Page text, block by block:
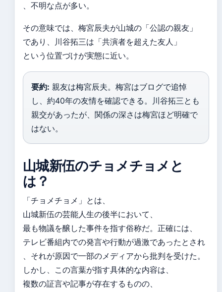
、不明な点が多い。
その意味では、梅宮辰夫が山城の「公認の親友」
であり、川谷拓三は「共演者を超えた友人」
という位置づけが実態に近い。
要約: 親友は梅宮辰夫。梅宮はブログで追悼
し、約40年の友情を確認できる。川谷拓三とも
親交があったが、関係の深さは梅宮ほど明確で
はない。
山城新伍のチョメチョメと
は？
「チョメチョメ」とは、
山城新伍の芸能人生の後半において、
最も物議を醸した事件を指す俗称だ。正確には、
テレビ番組内での発言や行動が過激であったとされ
、それが原因で一部のメディアから批判を受けた。
しかし、この言葉が指す具体的な内容は、
複数の証言や記事が存在するものの、